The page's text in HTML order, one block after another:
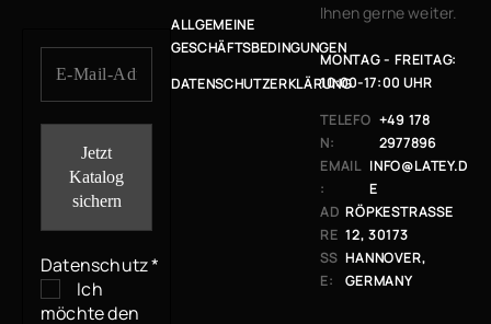
Datenschutz*
Ich
möchte den
ALLGEMEINE
GESCHÄFTSBEDINGUNGEN
DATENSCHUTZERKLÄRUNG
Ihnen gerne weiter.
MONTAG - FREITAG:
10:00-17:00 UHR
TELEFO
N:
+49 178
2977896
EMAIL
:
INFO@LATEY.D
E
AD
RE
SS
E:
RÖPKESTRASSE 1
2, 30173 H
ANNOVER, G
ERMANY